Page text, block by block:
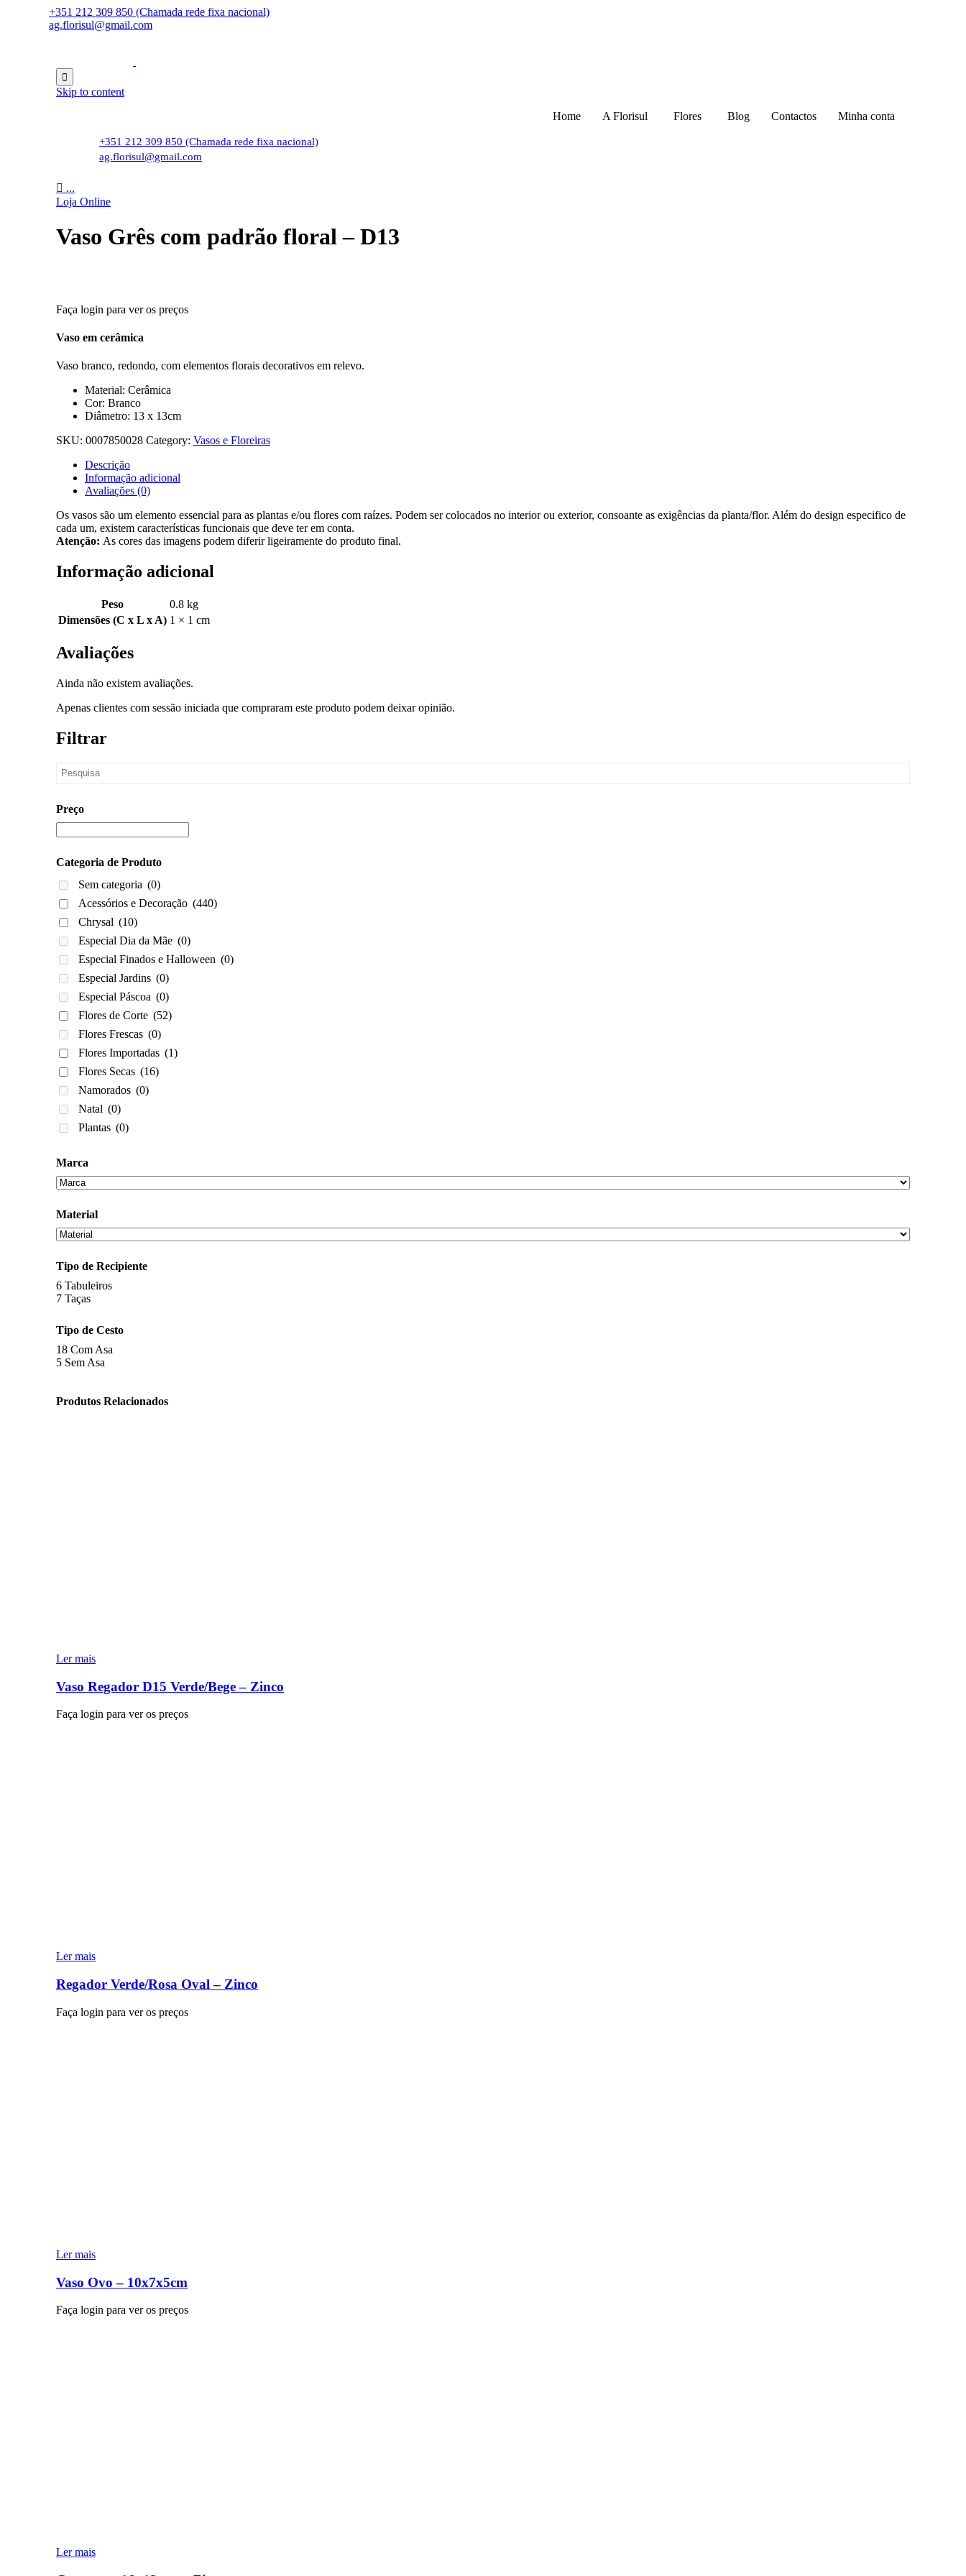
+351 212 309 850 (Chamada rede fixa nacional)
ag.florisul@gmail.com

Skip to content
Home
A Florisul Flores Blog Contactos Minha conta
+351 212 309 850 (Chamada rede fixa nacional)
ag.florisul@gmail.com
 ...
Loja Online
Vaso Grês com padrão floral – D13
Faça login para ver os preços
Vaso em cerâmica
Vaso branco, redondo, com elementos florais decorativos em relevo.
Material: Cerâmica
Cor: Branco
Diâmetro: 13 x 13cm
SKU: 0007850028 Category: Vasos e Floreiras
Descrição
Informação adicional
Avaliações (0)
Os vasos são um elemento essencial para as plantas e/ou flores com raízes. Podem ser colocados no interior ou exterior, consoante as exigências da planta/flor. Além do design especifico de
cada um, existem características funcionais que deve ter em conta.
Atenção: As cores das imagens podem diferir ligeiramente do produto final.
Informação adicional
Peso
0.8 kg
Dimensões (C x L x A) 1 × 1 cm
Avaliações
Ainda não existem avaliações.
Apenas clientes com sessão iniciada que compraram este produto podem deixar opinião.
Filtrar
Preço
Categoria de Produto
Sem categoria (0)
Acessórios e Decoração (440)
Chrysal (10)
Especial Dia da Mãe (0)
Especial Finados e Halloween (0)
Especial Jardins (0)
Especial Páscoa (0)
Flores de Corte (52)
Flores Frescas (0)
Flores Importadas (1)
Flores Secas (16)
Namorados (0)
Natal (0)
Plantas (0)
Marca
Material
Tipo de Recipiente
6 Tabuleiros
7 Taças
Tipo de Cesto
18 Com Asa
5 Sem Asa
Produtos Relacionados
Ler mais
Vaso Regador D15 Verde/Bege – Zinco
Faça login para ver os preços
Ler mais
Regador Verde/Rosa Oval – Zinco
Faça login para ver os preços
Ler mais
Vaso Ovo – 10x7x5cm
Faça login para ver os preços
Ler mais